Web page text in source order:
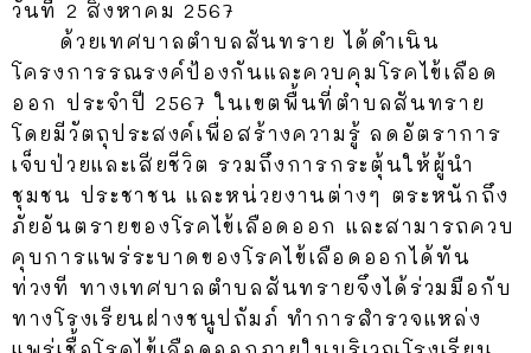
วันที่ 2 สิงหาคม 2567
ด้วยเทศบาลตำบลสันทราย ได้ดำเนิน
โครงการรณรงค์ป้องกันและควบคุมโรคไข้เลือด
ออก ประจำปี 2567 ในเขตพื้นที่ตำบลสันทราย
โดยมีวัตถุประสงค์เพื่อสร้างความรู้ ลดอัตราการ
เจ็บป่วยและเสียชีวิต รวมถึงการกระตุ้นให้ผู้นำ
ชุมชน ประชาชน และหน่วยงานต่างๆ ตระหนักถึง
ภัยอันตรายของโรคไข้เลือดออก และสามารถควบ
คุบการแพร่ระบาดของโรคไข้เลือดออกได้ทัน
ท่วงที ทางเทศบาลตำบลสันทรายจึงได้ร่วมมือกับ
ทางโรงเรียนฝางชนูปถัมภ์ ทำการสำรวจแหล่ง